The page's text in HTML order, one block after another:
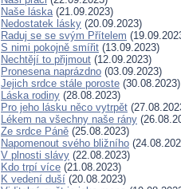
Naše láska(21.09.2023)
Nedostatek lásky (20.09.2023)
Raduj se se svým Přítelem
S nimi pokojně smířit (13.09.2023)
Nechtějí to přijmout (12.09.2023)
Pronesena naprázdno (03.09.2023)
Jejich srdce stále poroste (30.08.2023)
Láska rodiny (28.08.2023)
Pro jeho lásku něco vytrpět
Lékem na všechny naše rány
Ze srdce Páně (25.08.2023)
Napomenout svého bližního
V plnosti slávy (22.08.2023)
Kdo trpí více (21.08.2023)
K vedení duší (20.08.2023)